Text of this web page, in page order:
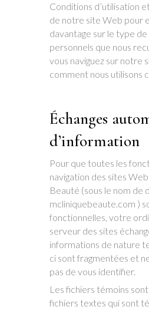
Conditions d’utilisation
de notre site Web pour
davantage sur le type
personnels que nous
vous naviguez sur notre
comment nous utilisons
Échanges
d’information
Pour que toutes les
navigation des sites
Beauté (sous le nom de
mcliniquebeaute.com )
fonctionnelles, votre
serveur des sites
informations de nature
ci sont fragmentées et
pas de vous identifier.
Les fichiers témoins
fichiers textes qui sont